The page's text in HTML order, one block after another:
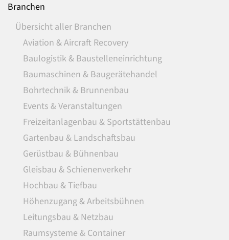
Branchen
Übersicht aller Branchen
Aviation & Aircraft Recovery
Baulogistik & Baustelleneinrichtung
Baumaschinen & Baugerätehandel
Bohrtechnik & Brunnenbau
Events & Veranstaltungen
Freizeitanlagenbau & Sportstättenbau
Gartenbau & Landschaftsbau
Gerüstbau & Bühnenbau
Gleisbau & Schienenverkehr
Hochbau & Tiefbau
Höhenzugang & Arbeitsbühnen
Leitungsbau & Netzbau
Raumsysteme & Container